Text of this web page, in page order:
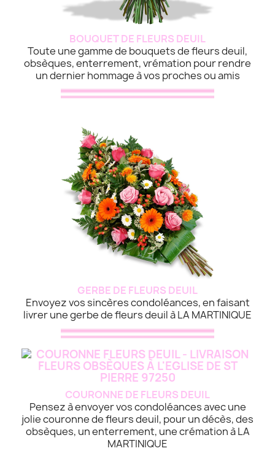
BOUQUET DE FLEURS DEUIL
Toute une gamme de bouquets de fleurs deuil,
obsèques, enterrement, vrémation pour rendre
un dernier hommage à vos proches ou amis
GERBE DE FLEURS DEUIL
Envoyez vos sincères condoléances, en faisant
livrer une gerbe de fleurs deuil à LA MARTINIQUE
COURONNE DE FLEURS DEUIL
Pensez à envoyer vos condoléances avec une
jolie couronne de fleurs deuil, pour un décès, des
obsèques, un enterrement, une crémation à LA
MARTINIQUE